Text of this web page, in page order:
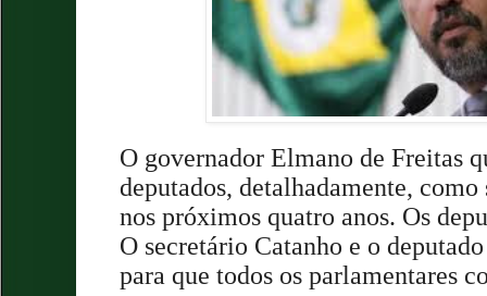
O governador Elmano de Freitas
deputados, detalhadamente, como
nos próximos quatro anos. Os
O secretário Catanho e o
para que todos os parlamentares